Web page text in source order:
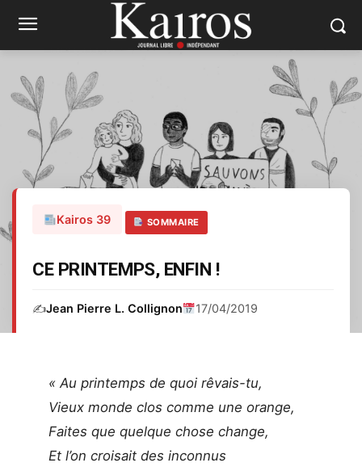
Kairos 39 SOMMAIRE
CE PRINTEMPS, ENFIN !
✍️Jean Pierre L. Collignon 17/04/2019
« Au printemps de quoi rêvais-tu,
Vieux monde clos comme une orange,
Faites que quelque chose change,
Et l’on croisait des inconnus